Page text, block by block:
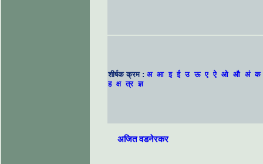
शीर्षक क्रम : अ आ इ ई उ ऊ ए ऐ ओ औ अं क
ह क्ष त्र ज्ञ
अजित वडनेरकर